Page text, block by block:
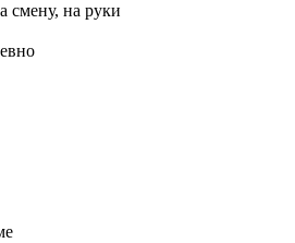
смену, на руки